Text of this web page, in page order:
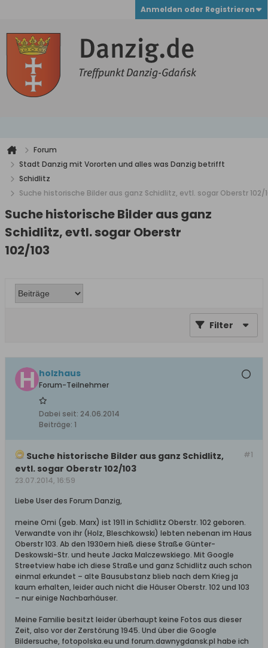
Anmelden oder Registrieren
Forum
Stadt Danzig mit Vororten und alles was Danzig betrifft
Schidlitz
Suche historische Bilder aus ganz Schidlitz, evtl. sogar Oberstr 102/
Suche historische Bilder aus ganz
Schidlitz, evtl. sogar Oberstr
102/103
Filter
holzhaus
Forum-Teilnehmer
Dabei seit: 24.06.2014
Beiträge: 1
#1
Suche historische Bilder aus ganz Schidlitz,
evtl. sogar Oberstr 102/103
23.07.2014, 16:59
Liebe User des Forum Danzig,
meine Omi (geb. Marx) ist 1911 in Schidlitz Oberstr. 102 geboren.
Verwandte von ihr (Holz, Bleschkowski) lebten nebenan im Haus
Oberstr 103. Ab den 1930ern hieß diese Straße Günter-
Deskowski-Str. und heute Jacka Malczewskiego. Mit Google
Streetview habe ich diese Straße und ganz Schidlitz auch schon
einmal erkundet – alte Bausubstanz blieb nach dem Krieg ja
kaum erhalten, leider auch nicht die Häuser Oberstr. 102 und 103
– nur einige Nachbarhäuser.
Meine Familie besitzt leider überhaupt keine Fotos aus dieser
Zeit, also vor der Zerstörung 1945. Und über die Google
Bildersuche, fotopolska.eu und forum.dawnygdansk.pl habe ich